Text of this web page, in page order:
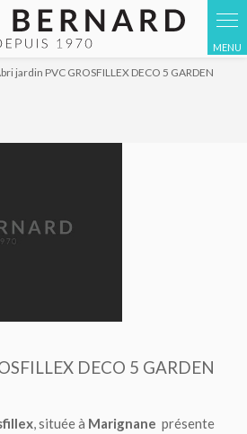
jardin PVC GROSFILLEX DECO 5 GARDEN
DECO 5 GARDEN
, située à Marignane présente